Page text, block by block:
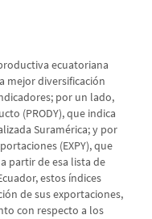
ecuatoriana
mejor diversificación
por un lado,
(PRODY), que indica
Suramérica; y por
(EXPY), que
partir de esa lista de
estos índices
de sus exportaciones,
con respecto a los